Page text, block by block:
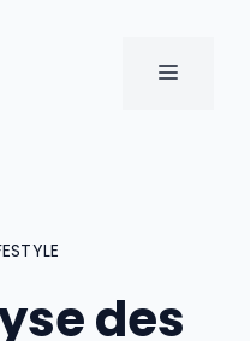
MENU
des